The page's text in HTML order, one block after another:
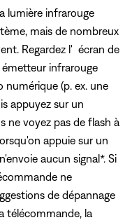
lumière infrarouge
mais de nombreux
Regardez l' écran de
infrarouge
(p. ex. une
appuyez sur un
ne voyez pas de flash à
appuie sur un
aucun signal*. Si
ne
de dépannage
télécommande, la